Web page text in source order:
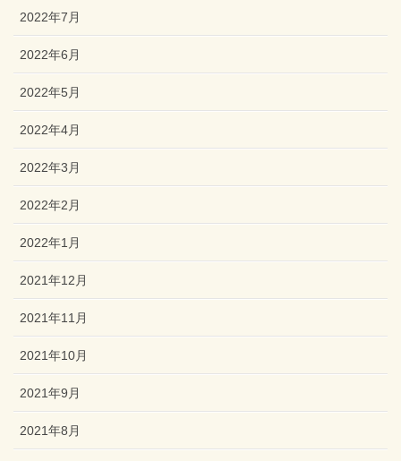
2022年7月
2022年6月
2022年5月
2022年4月
2022年3月
2022年2月
2022年1月
2021年12月
2021年11月
2021年10月
2021年9月
2021年8月